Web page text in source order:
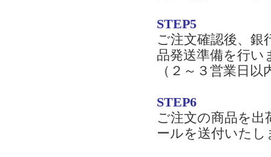
STEP5
ご注文確認後、銀
品発送準備を行い
（２～３営業日
STEP6
ご注文の商品を出
ールを送付いたし